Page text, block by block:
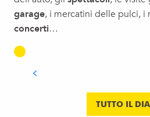
garage, i mercatini delle pulci, i
concerti…
TUTTO IL